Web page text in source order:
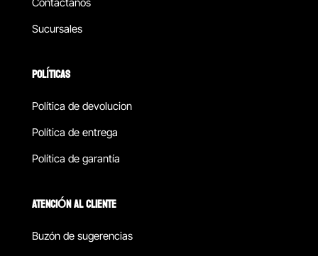
Sucursales
POLÍTICAS
Política de devolucion
Política de entrega
Política de garantía
ATENCIÓN AL CLIENTE
Buzón de sugerencias